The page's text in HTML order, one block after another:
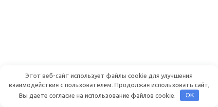
Этот веб-сайт использует файлы cookie для улучшения
взаимодействия с пользователем. Продолжая использовать сайт,
Вы даете согласие на использование файлов cookie.
OK